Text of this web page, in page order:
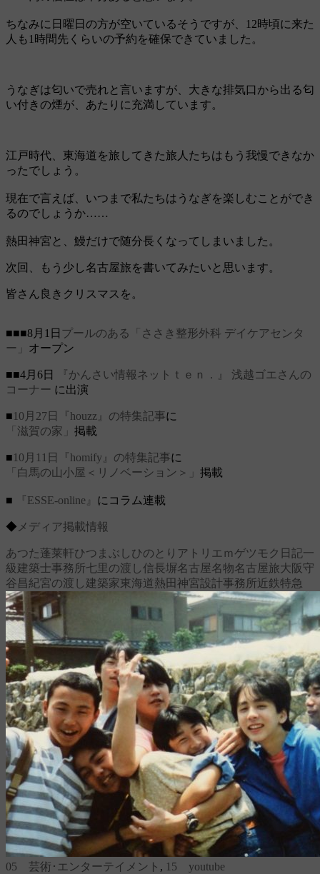
ちなみに日曜日の方が空いているそうですが、12時頃に来た
人も1時間先くらいの予約を確保できていました。
うなぎは匂いで売れと言いますが、大きな排気口から出る匂
い付きの煙が、あたりに充満しています。
江戸時代、東海道を旅してきた旅人たちはもう我慢できなか
ったでしょう。
現在で言えば、いつまで私たちはうなぎを楽しむことができ
るのでしょうか……
熱田神宮と、鰻だけで随分長くなってしまいました。
次回、もう少し名古屋旅を書いてみたいと思います。
皆さん良きクリスマスを。
■■■8月1日 プールのある「ささき整形外科 デイケアセンタ
ー」 オープン
■■4月6日 『かんさい情報ネットｔｅｎ．』
浅越ゴエさんの
コーナー に出演
■10月27日『houzz』の特集記事に
「滋賀の家」 掲載
■10月11日『homify』の特集記事に
「白馬の山小屋＜リノベーション＞」 掲載
■ 『ESSE-online』 にコラム連載
◆ メディア掲載情報
あつた蓬莱軒ひつまぶし ひのとり アトリエｍゲツモク日記一
級建築士事務所七里の渡し信長塀名古屋名物名古屋旅大阪守
谷昌紀宮の渡し 建築家東海道熱田神宮設計事務所近鉄特急
05 芸術･エンターテイメント , 15 youtube